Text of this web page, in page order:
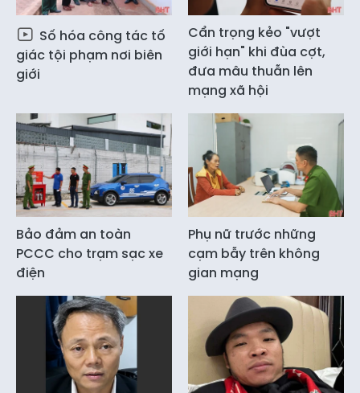
Số hóa công tác tố
giác tội phạm nơi biên
giới
Cẩn trọng kẻo "vượt
giới hạn" khi đùa cợt,
đưa mâu thuẫn lên
mạng xã hội
Bảo đảm an toàn
PCCC cho trạm sạc xe
điện
Phụ nữ trước những
cạm bẫy trên không
gian mạng